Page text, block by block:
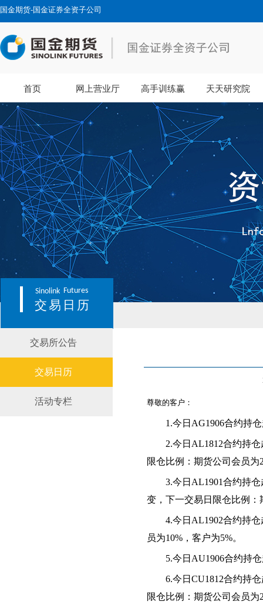
国金期货-国金证券全资子公司
首页 网上营业厅 高手训练赢 天天研究院
Sinolink Futures
交易日历
交易所公告
交易日历
活动专栏 尊敬的客户：
1.今日AG1906合约持
2.今日AL1812合约持
限仓比例：期货公司会员为
3.今日AL1901合约持
变，下一交易日限仓比例：
4.今日AL1902合约持
员为10%，客户为5%。
5.今日AU1906合约持
6.今日CU1812合约持
限仓比例：期货公司会员